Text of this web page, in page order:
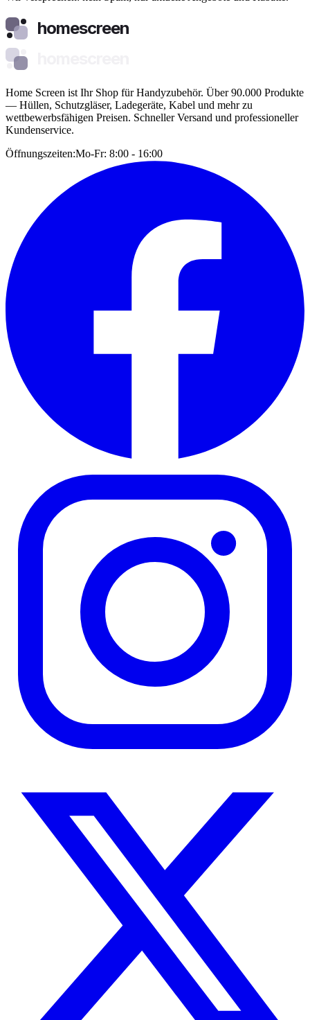
homescreen
Home Screen ist Ihr Shop für Handyzubehör. Über 90.000 Produkte
— Hüllen, Schutzgläser, Ladegeräte, Kabel und mehr zu
wettbewerbsfähigen Preisen. Schneller Versand und professioneller
Kundenservice.
Öffnungszeiten:Mo-Fr: 8:00 - 16:00